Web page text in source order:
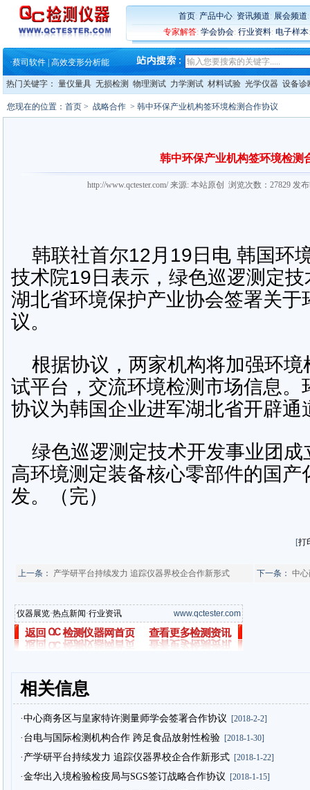
首页: 产品中心: 资讯频道: 展会频道
专家解答: 学会协会: 行业资料: 电子样本
铸就AI服务器质量动脉 – 高
ZEISS BOSELLO ADR 让内部缺
蔡司和亿纬锂能达成战略合作
·大牌云集 买家升级 ——26
·蔡司软件 | 高效变形分析能
·铸就AI服务器质量动脉 – 高
·铸就AI服务器质量动脉 – 高
·蔡司和亿纬锂能达成战略合作
热门关键字： 量仪量具 无损检测 物理测试 力学测试 材料试验 光学仪器 设备诊
您现在的位置： 首页 > 战略合作 > 韩中环保产业机构签环境检测合作协议
韩中环保产业机构签环境检测
http://www.qctester.com/ 来源: 本站原创 浏览次数：27829 发
韩联社首尔12月19日电 韩国环
技术院19日表示，绿色巡逻测定
湖北省环境保护产业协会签署关于
议。
根据协议，两家机构将加强环
试平台，交流环境检测市场信息。
协议为韩国企业进军湖北省开辟通
绿色巡逻测定技术开发事业团
高环境测定装备核心零部件的国
发。（完）
[打
上一条： 产学研平台持续发力 追踪仪器界校企合作新形式 下一条： 中
仪器展览·热点新闻·行业资讯 www.qctester.com
相关信息
·中心商务区与皇家特许测量师学会签署合作协议 [2018-2-2]
·台电与国际检测机构合作 跨足食品放射性检验[2018-1-30]
·产学研平台持续发力 追踪仪器界校企合作新形式[2018-1-22]
·金华出入境检验检疫局与SGS签订战略合作协议 [2018-1-15]